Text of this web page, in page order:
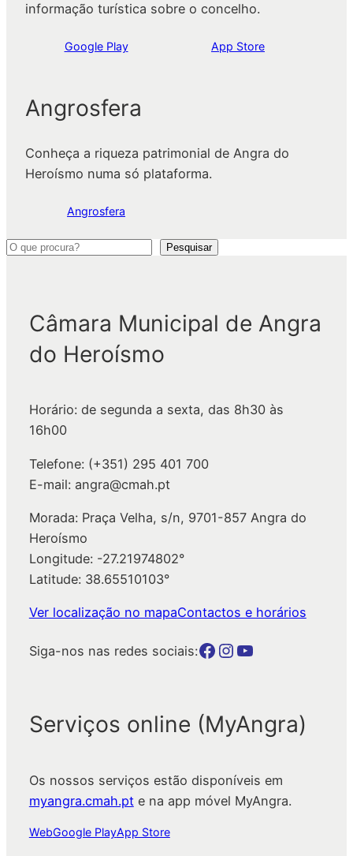
informação turística sobre o concelho.
Google Play App Store
Angrosfera
Conheça a riqueza patrimonial de Angra do
Heroísmo numa só plataforma.
Angrosfera
P
Pesquisar
Câmara Municipal de Angra
do Heroísmo
Horário: de segunda a sexta, das 8h30 às
16h00
Telefone: (+351) 295 401 700
E-mail: angra@cmah.pt
Morada: Praça Velha, s/n, 9701-857 Angra do
Heroísmo
Longitude: -27.21974802°
Latitude: 38.65510103°
Ver localização no mapaContactos e horários
Siga-nos nas redes sociais:Botão para a página da autarquia no Facebook Botão para a página da autarquia no Instagram Botão para a página da autarquia no Youtube
Serviços online (MyAngra)
Os nossos serviços estão disponíveis em
myangra.cmah.pt e na app móvel MyAngra.
WebGoogle PlayApp Store